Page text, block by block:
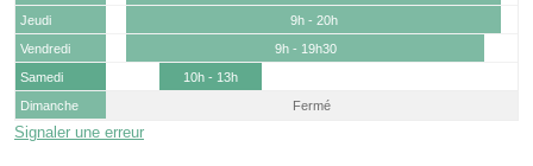
Jeudi
9h - 20h
Vendredi
9h - 19h30
Samedi
10h - 13h
Dimanche
Fermé
Signaler une erreur